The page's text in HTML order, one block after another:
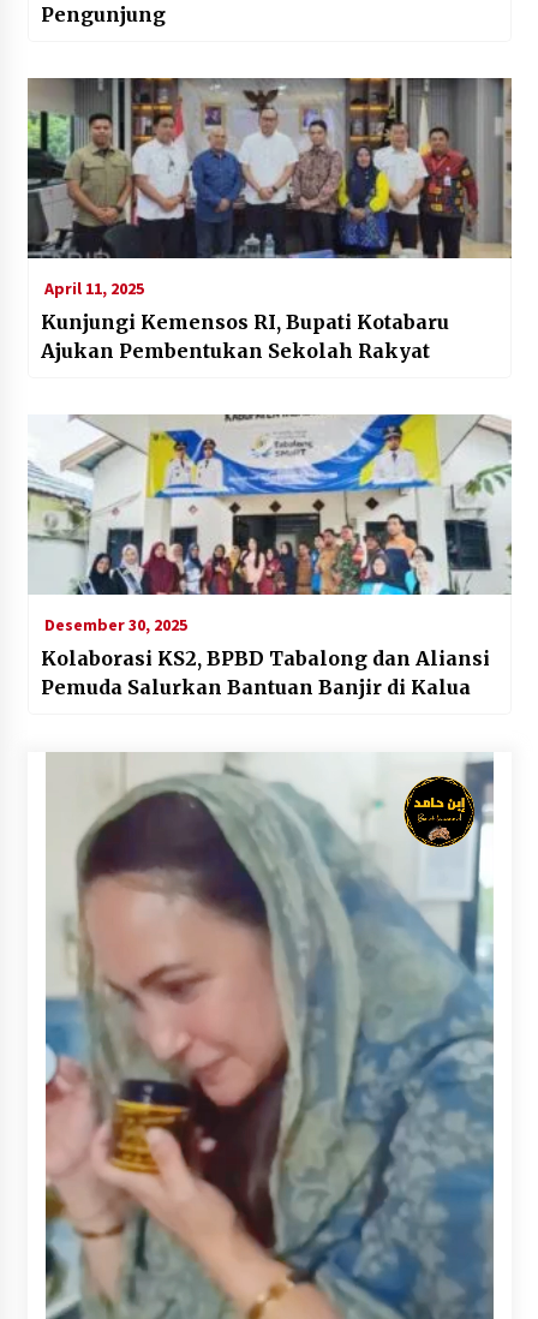
Pengunjung
April 11, 2025
Kunjungi Kemensos RI, Bupati Kotabaru
Ajukan Pembentukan Sekolah Rakyat
Desember 30, 2025
Kolaborasi KS2, BPBD Tabalong dan Aliansi
Pemuda Salurkan Bantuan Banjir di Kalua